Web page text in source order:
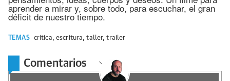
aprender a mirar y, sobre todo, para escuchar, el gran
déficit de nuestro tiempo.
TEMAS critica, escritura,taller,trailer
Comentarios